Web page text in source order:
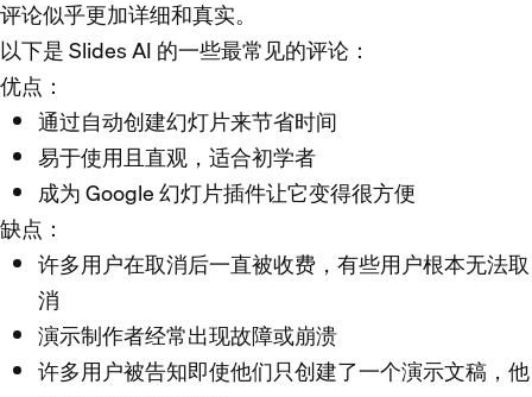
评论似乎更加详细和真实。
以下是 Slides AI 的一些最常见的评论：
优点：
通过自动创建幻灯片来节省时间
易于使用且直观，适合初学者
成为 Google 幻灯片插件让它变得很方便
缺点：
许多用户在取消后一直被收费，有些用户根本无法取
消
演示制作者经常出现故障或崩溃
许多用户被告知即使他们只创建了一个演示文稿，他